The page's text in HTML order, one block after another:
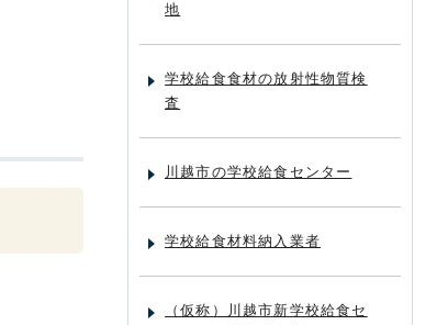
地
学校給食食材の放射性物質検
査
川越市の学校給食センター
学校給食材料納入業者
（仮称）川越市新学校給食セ